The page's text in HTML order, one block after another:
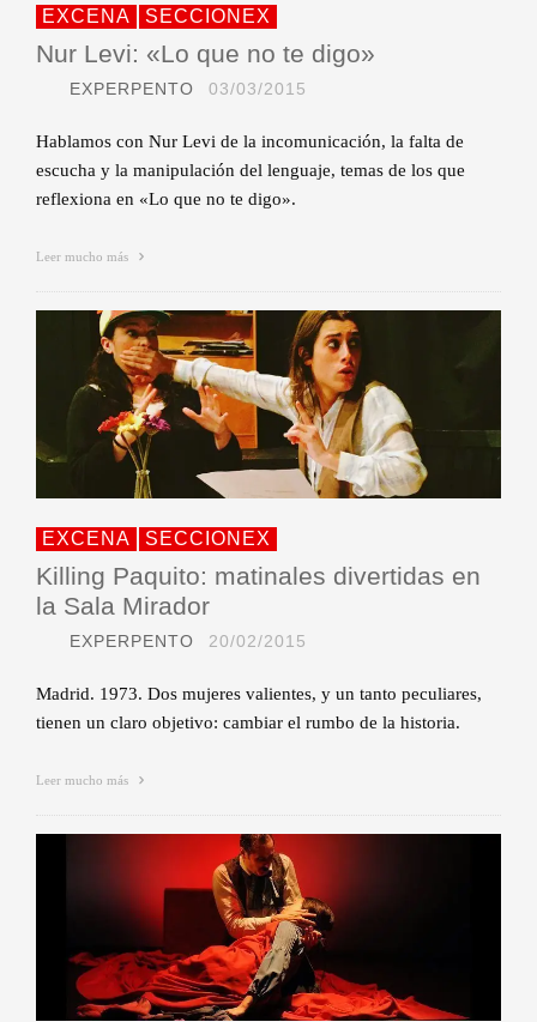
EXCENA SECCIONEX
Nur Levi: «Lo que no te digo»
EXPERPENTO 03/03/2015
Hablamos con Nur Levi de la incomunicación, la falta de
escucha y la manipulación del lenguaje, temas de los que
reflexiona en «Lo que no te digo».
Leer mucho más
EXCENA SECCIONEX
Killing Paquito: matinales divertidas en
la Sala Mirador
EXPERPENTO 20/02/2015
Madrid. 1973. Dos mujeres valientes, y un tanto peculiares,
tienen un claro objetivo: cambiar el rumbo de la historia.
Leer mucho más